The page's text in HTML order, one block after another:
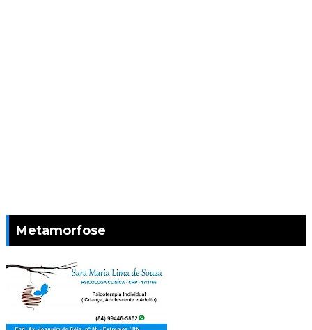
Metamorfose